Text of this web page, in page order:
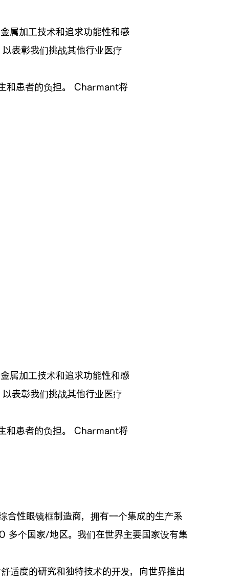
属加工技术和追求功能性和感
表彰我们挑战其他行业医疗
和患者的负担。 Charmant将
性眼镜框制造商，拥有一个集成的生产系
多个国家/地区。我们在世界主要国家设有集
适度的研究和独特技术的开发，向世界推出
属加工技术和追求功能性和感
表彰我们挑战其他行业医疗
和患者的负担。 Charmant将